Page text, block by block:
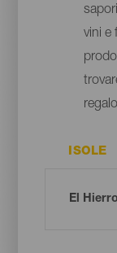
vini e
ISOLE